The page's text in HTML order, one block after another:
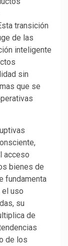
transición
de las
inteligente
sin
que se
acceso
bienes de
fundamenta
uso
su
de
de los